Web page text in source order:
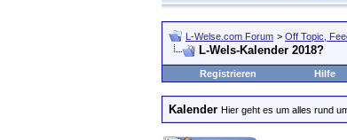
L-Welse.com Forum > Off Topic,
L-Wels-Kalender 2018?
Registrieren
Hilfe
Kalender Hier geht es um alles rund